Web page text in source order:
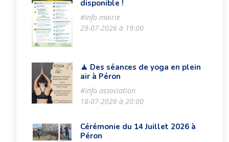
disponible !
#Info mairie
29-07-2026 à 19:00
🧘 Des séances de yoga en plein
air à Péron
#Info association
18-07-2026 à 20:00
Cérémonie du 14 Juillet 2026 à
Péron